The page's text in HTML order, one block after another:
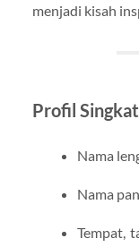
menjadi kisah
Profil
Nama
Nama
Tempat,